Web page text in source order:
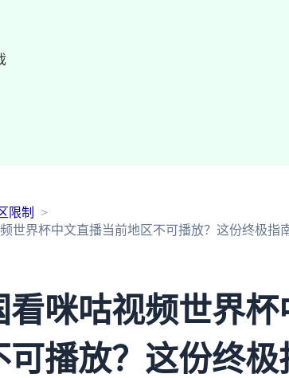
限制
世界杯中文直播当前地区不可播放？这份终极指
看咪咕视频世界
可播放？这份终